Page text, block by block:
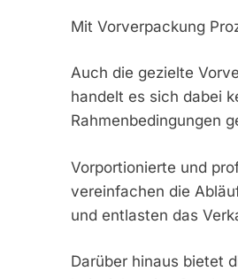
Mit Vorverpackung
Auch die gezielte
handelt es sich dabei
Rahmenbedingungen
Vorportionierte und
vereinfachen die
und entlasten das
Darüber hinaus bietet